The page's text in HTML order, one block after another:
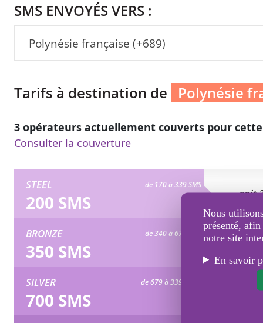
Nous
présenté,
notre site
En savoir
SMS ENVOYÉS VERS :
Polynésie française (+689)
Tarifs à destination de Polynésie
3 opérateurs actuellement couverts pour
Consulter la couverture
STEEL de 170 à 339 SMS
200 SMS soit
BRONZE de 340 à 678 SMS
350 SMS soit
SILVER de 679 à 3394 SMS
700 SMS soit